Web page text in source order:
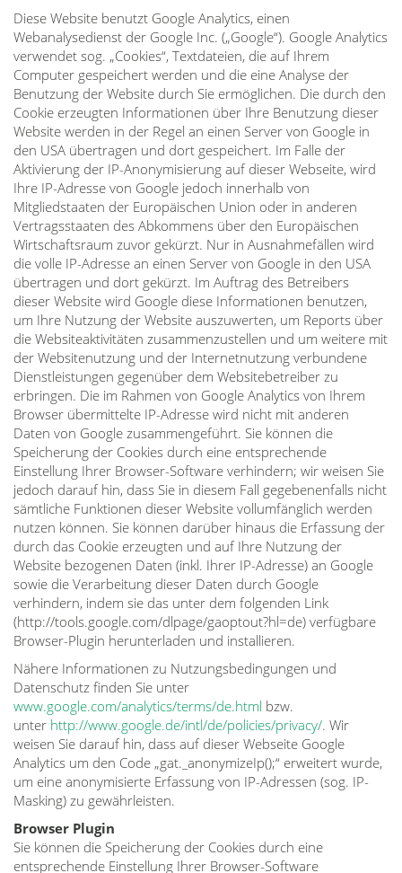
Diese Website benutzt Google Analytics, einen
Webanalysedienst der Google Inc. („Google“). Google Analytics
verwendet sog. „Cookies“, Textdateien, die auf Ihrem
Computer gespeichert werden und die eine Analyse der
Benutzung der Website durch Sie ermöglichen. Die durch den
Cookie erzeugten Informationen über Ihre Benutzung dieser
Website werden in der Regel an einen Server von Google in
den USA übertragen und dort gespeichert. Im Falle der
Aktivierung der IP-Anonymisierung auf dieser Webseite, wird
Ihre IP-Adresse von Google jedoch innerhalb von
Mitgliedstaaten der Europäischen Union oder in anderen
Vertragsstaaten des Abkommens über den Europäischen
Wirtschaftsraum zuvor gekürzt. Nur in Ausnahmefällen wird
die volle IP-Adresse an einen Server von Google in den USA
übertragen und dort gekürzt. Im Auftrag des Betreibers
dieser Website wird Google diese Informationen benutzen,
um Ihre Nutzung der Website auszuwerten, um Reports über
die Websiteaktivitäten zusammenzustellen und um weitere mit
der Websitenutzung und der Internetnutzung verbundene
Dienstleistungen gegenüber dem Websitebetreiber zu
erbringen. Die im Rahmen von Google Analytics von Ihrem
Browser übermittelte IP-Adresse wird nicht mit anderen
Daten von Google zusammengeführt. Sie können die
Speicherung der Cookies durch eine entsprechende
Einstellung Ihrer Browser-Software verhindern; wir weisen Sie
jedoch darauf hin, dass Sie in diesem Fall gegebenenfalls nicht
sämtliche Funktionen dieser Website vollumfänglich werden
nutzen können. Sie können darüber hinaus die Erfassung der
durch das Cookie erzeugten und auf Ihre Nutzung der
Website bezogenen Daten (inkl. Ihrer IP-Adresse) an Google
sowie die Verarbeitung dieser Daten durch Google
verhindern, indem sie das unter dem folgenden Link
(http://tools.google.com/dlpage/gaoptout?hl=de) verfügbare
Browser-Plugin herunterladen und installieren.
Nähere Informationen zu Nutzungsbedingungen und
Datenschutz finden Sie unter
www.google.com/analytics/terms/de.html bzw.
unter http://www.google.de/intl/de/policies/privacy/. Wir
weisen Sie darauf hin, dass auf dieser Webseite Google
Analytics um den Code „gat._anonymizeIp();“ erweitert wurde,
um eine anonymisierte Erfassung von IP-Adressen (sog. IP-
Masking) zu gewährleisten.
Browser Plugin
Sie können die Speicherung der Cookies durch eine
entsprechende Einstellung Ihrer Browser-Software